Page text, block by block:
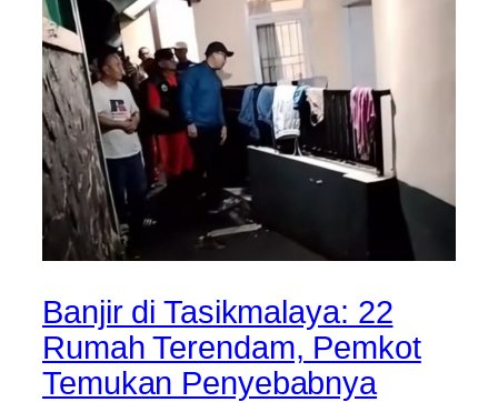
Banjir di Tasikmalaya: 22
Rumah Terendam, Pemkot
Temukan Penyebabnya